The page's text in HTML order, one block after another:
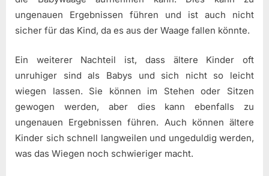
ungenauen Ergebnissen führen und ist auch nicht
sicher für das Kind, da es aus der Waage fallen könnte.
Ein weiterer Nachteil ist, dass ältere Kinder oft
unruhiger sind als Babys und sich nicht so leicht
wiegen lassen. Sie können im Stehen oder Sitzen
gewogen werden, aber dies kann ebenfalls zu
ungenauen Ergebnissen führen. Auch können ältere
Kinder sich schnell langweilen und ungeduldig werden,
was das Wiegen noch schwieriger macht.